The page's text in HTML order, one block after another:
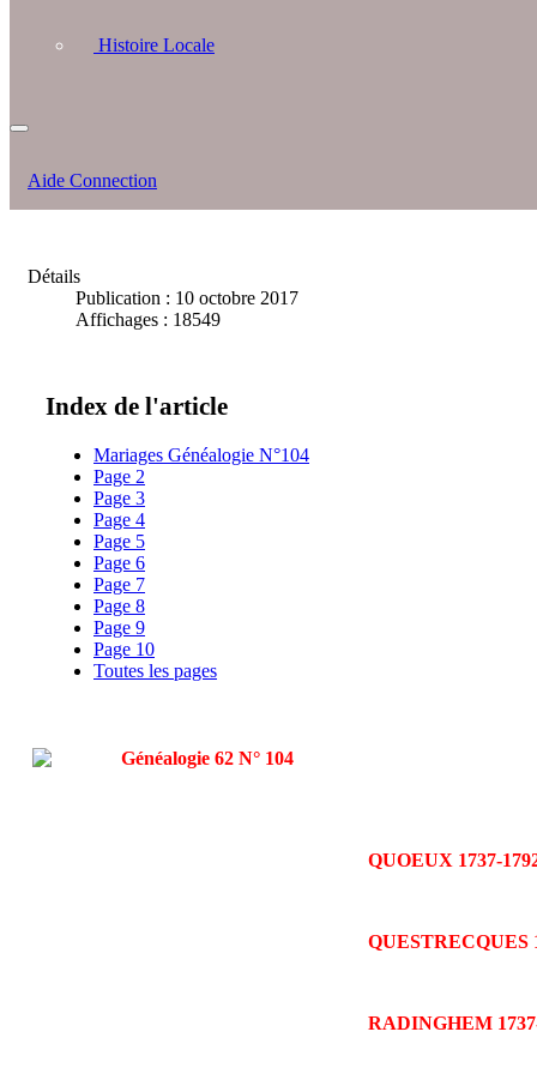
Histoire Locale
Aide Connection
Détails
Publication : 10 octobre 2017
Affichages : 18549
Index de l'article
Mariages Généalogie N°104
Page 2
Page 3
Page 4
Page 5
Page 6
Page 7
Page 8
Page 9
Page 10
Toutes les pages
QUOEUX 1737-
QUESTRECQUES
RADINGHEM